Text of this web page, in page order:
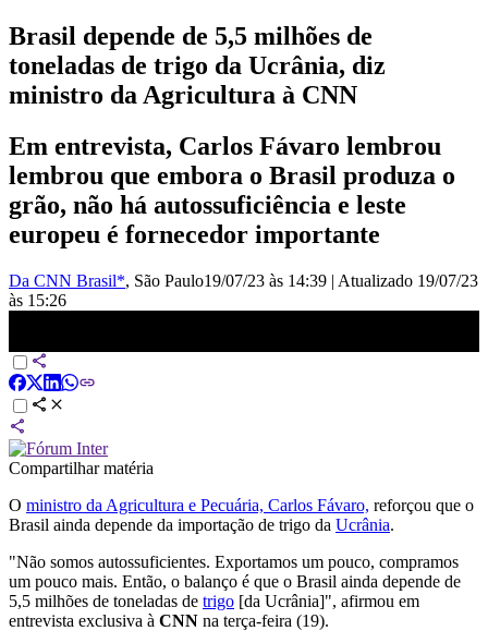
Brasil depende de 5,5 milhões de
toneladas de trigo da Ucrânia, diz
ministro da Agricultura à CNN
Em entrevista, Carlos Fávaro lembrou
lembrou que embora o Brasil produza o
grão, não há autossuficiência e leste
europeu é fornecedor importante
Da CNN Brasil*, São Paulo19/07/23 às 14:39 | Atualizado 19/07/23
às 15:26
Compartilhar matéria
O ministro da Agricultura e Pecuária, Carlos Fávaro, reforçou que o
Brasil ainda depende da importação de trigo da Ucrânia.
"Não somos autossuficientes. Exportamos um pouco, compramos
um pouco mais. Então, o balanço é que o Brasil ainda depende de
5,5 milhões de toneladas de trigo [da Ucrânia]", afirmou em
entrevista exclusiva à CNN na terça-feira (19).